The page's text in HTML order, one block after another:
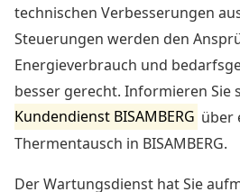
technischen Verbesserungen
Steuerungen werden den
Energieverbrauch und
besser gerecht. Informieren Sie
Kundendienst BISAMBERG über
Thermentausch in BISAMBERG.
Der Wartungsdienst hat Sie